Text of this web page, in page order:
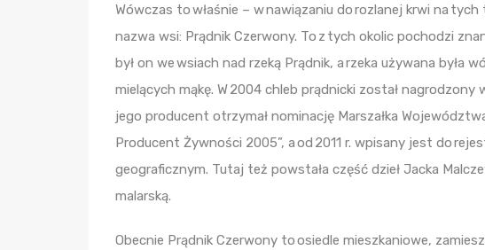
Wówczas to właśnie – w nawiązaniu do rozlanej krwi na
nazwa wsi: Prądnik Czerwony. To z tych okolic pochodzi
był on we wsiach nad rzeką Prądnik, a rzeka używana była
mielących mąkę. W 2004 chleb prądnicki został nagrodzony
jego producent otrzymał nominację Marszałka
Producent Żywności 2005”, a od 2011 r. wpisany jest do
geograficznym. Tutaj też powstała część dzieł Jacka
malarską.
Obecnie Prądnik Czerwony to osiedle mieszkaniowe,